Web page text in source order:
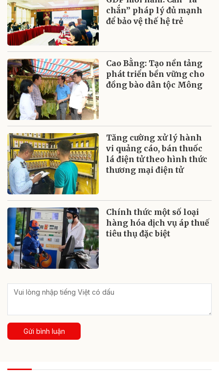
chắn” pháp lý đủ mạnh
để bảo vệ thế hệ trẻ
Cao Bằng: Tạo nền tảng
phát triển bền vững cho
đồng bào dân tộc Mông
Tăng cường xử lý hành
vi quảng cáo, bán thuốc
lá điện tử theo hình thức
thương mại điện tử
Chính thức một số loại
hàng hóa dịch vụ áp thuế
tiêu thụ đặc biệt
Gửi bình luận